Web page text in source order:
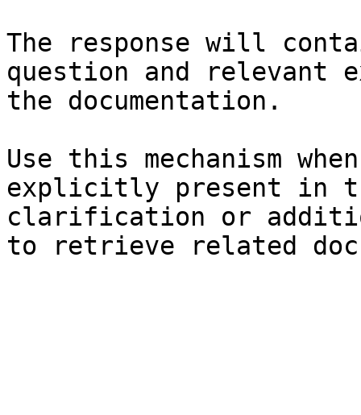
The response will
question and relevant
the documentation.
Use this mechanism
explicitly present in
clarification or